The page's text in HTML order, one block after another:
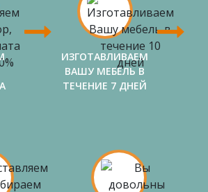
ИЗГОТАВЛИВАЕМ
ВАШУ МЕБЕЛЬ В
ТЕЧЕНИЕ 7 ДНЕЙ